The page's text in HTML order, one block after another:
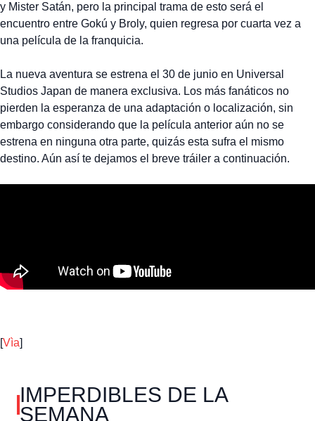
y Mister Satán, pero la principal trama de esto será el
encuentro entre Gokú y Broly, quien regresa por cuarta vez a
una película de la franquicia.
La nueva aventura se estrena el 30 de junio en Universal
Studios Japan de manera exclusiva. Los más fanáticos no
pierden la esperanza de una adaptación o localización, sin
embargo considerando que la película anterior aún no se
estrena en ninguna otra parte, quizás esta sufra el mismo
destino. Aún así te dejamos el breve tráiler a continuación.
[Vìa]
IMPERDIBLES DE LA
SEMANA